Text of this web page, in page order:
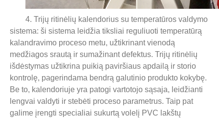
4. Trijų ritinėlių kalendorius su temperatūros valdymo
sistema: ši sistema leidžia tiksliai reguliuoti temperatūrą
kalandravimo proceso metu, užtikrinant vienodą
medžiagos srautą ir sumažinant defektus. Trijų ritinėlių
išdėstymas užtikrina puikią paviršiaus apdailą ir storio
kontrolę, pagerindama bendrą galutinio produkto kokybę.
Be to, kalendoriuje yra patogi vartotojo sąsaja, leidžianti
lengvai valdyti ir stebėti proceso parametrus. Taip pat
galime įrengti specialiai sukurtą volelį PVC lakštų